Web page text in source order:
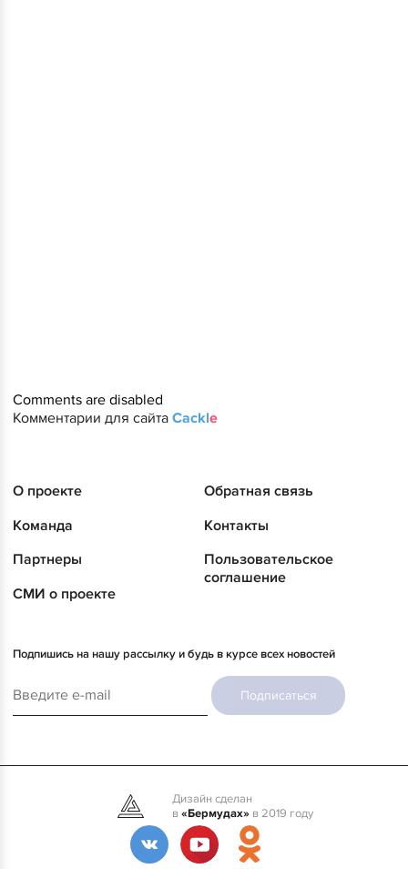
Comments are disabled
Комментарии для сайта Cackle
О проекте
Команда
Партнеры
СМИ о проекте
Обратная связь
Контакты
Пользовательское
соглашение
Подпишись на нашу рассылку и будь в курсе всех новостей
Подписаться
Дизайн сделан
в«Бермудах»в 2019 году